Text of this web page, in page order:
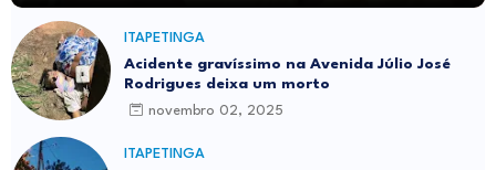
ITAPETINGA
Acidente gravíssimo na Avenida Júlio José
Rodrigues deixa um morto
novembro 02, 2025
ITAPETINGA